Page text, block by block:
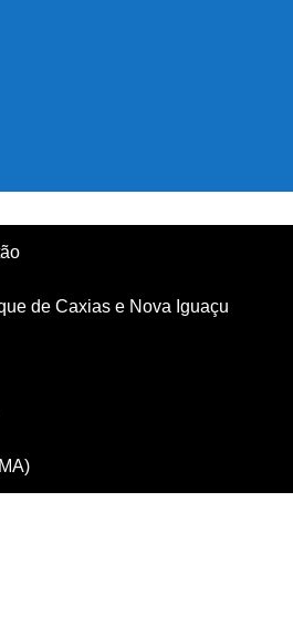
de Caxias e Nova Iguaçu